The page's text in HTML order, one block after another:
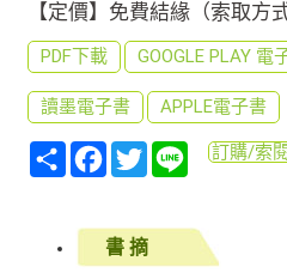
【定價】免費結緣（索取方
PDF下載 GOOGLE PLAY 電
讀墨電子書 APPLE電子書
分
享
Facebook
TwitterLine訂購/索
書 摘